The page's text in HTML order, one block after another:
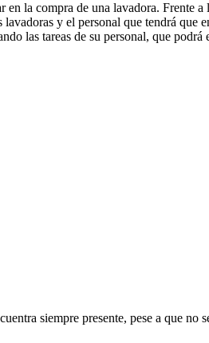
la compra de una lavadora. Frente
y el personal que tendrá
las tareas de su personal, que podrá
siempre presente, pese a que no